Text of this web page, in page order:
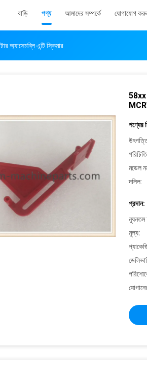
বাড়ি পণ্য আমাদের সম্পর্কে যোগাযোগ
এন্টি স্কিমার
58xx
পণ্যের
মডেল
দলিল:
প্রদান:
ন্যূনতম
মূল্য: